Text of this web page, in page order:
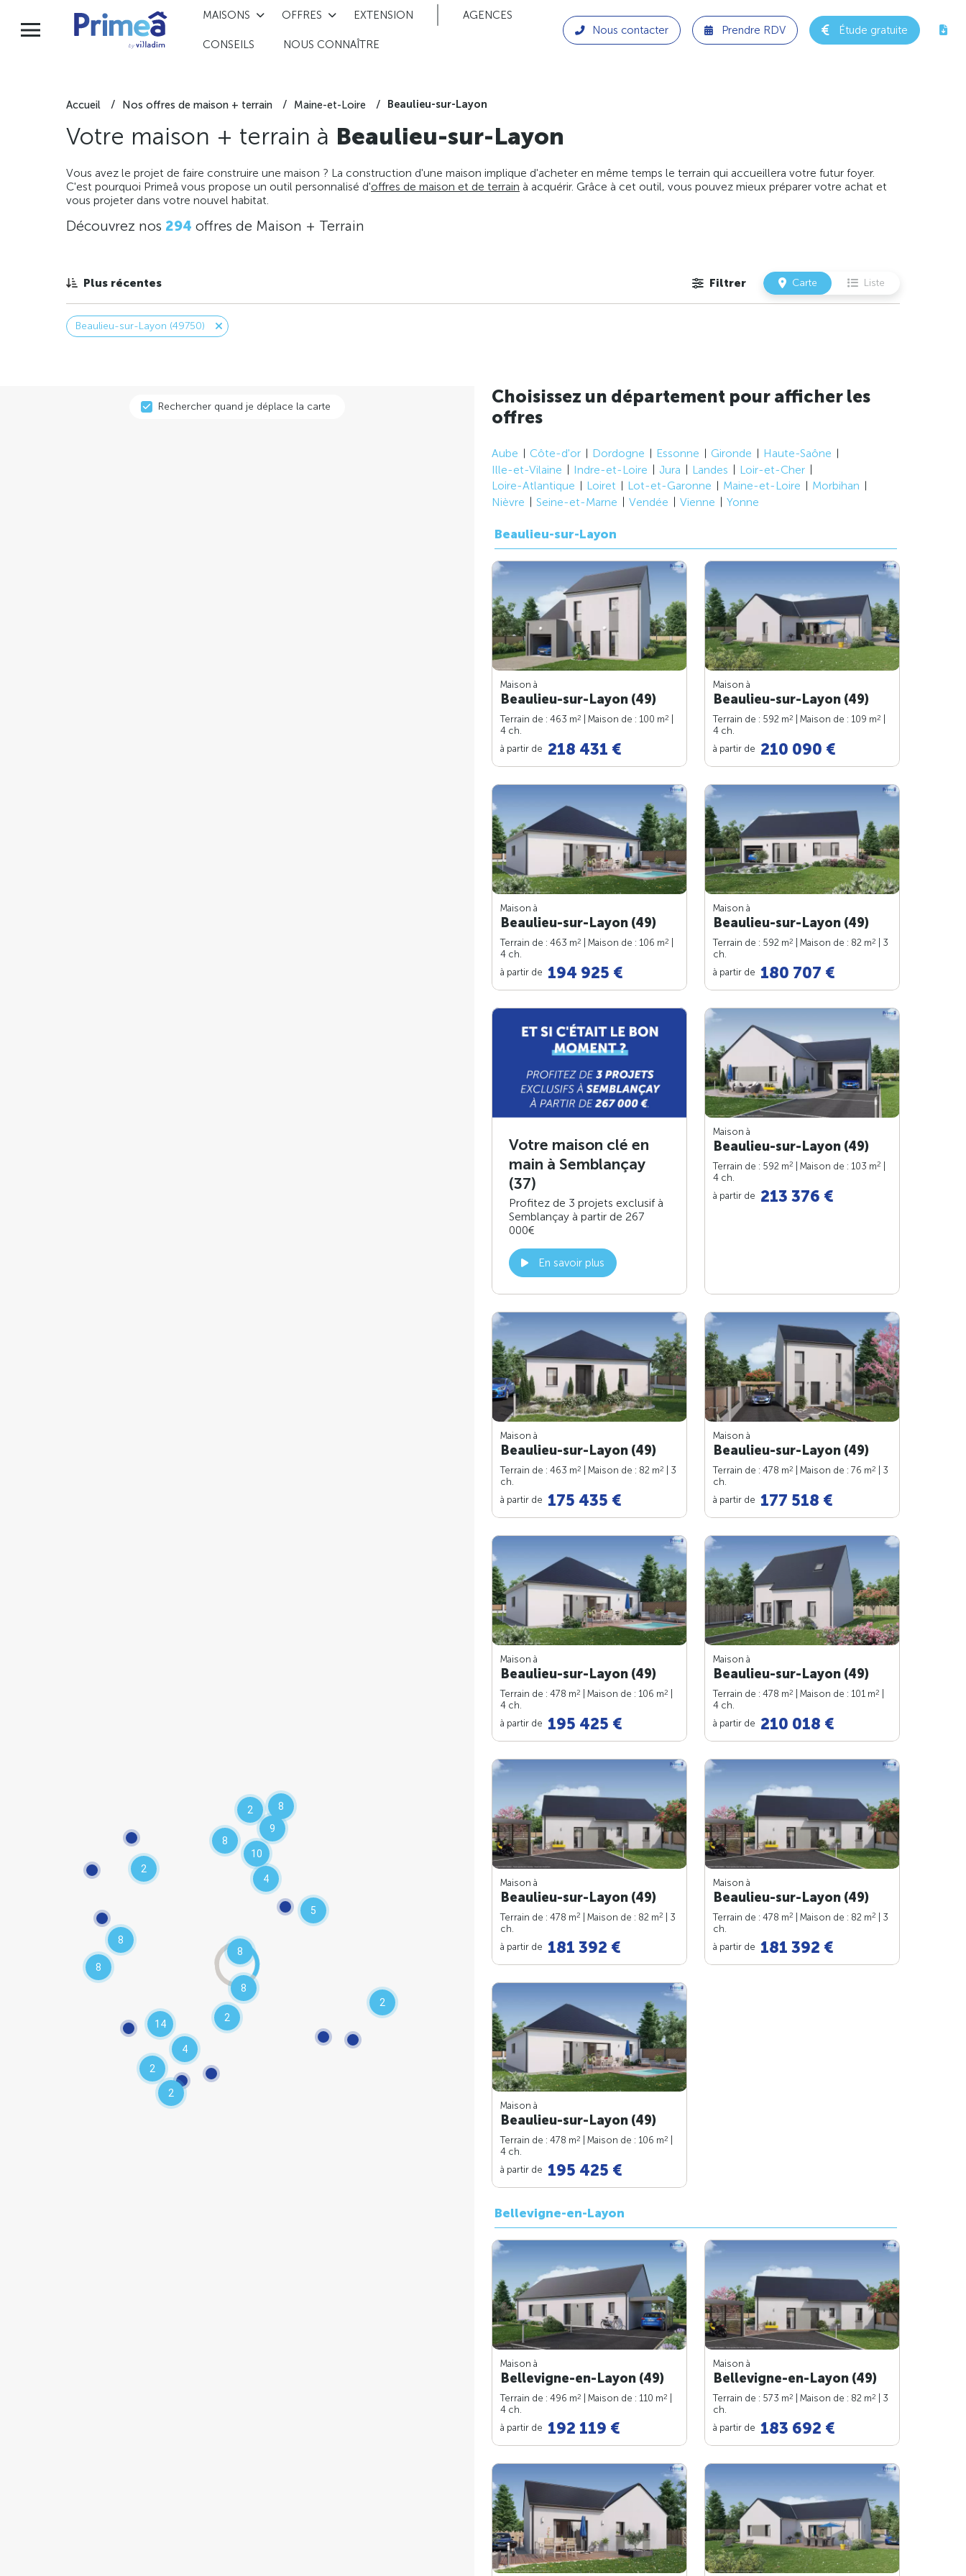
MAISONS OFFRES EXTENSION AGENCES
CONSEILS NOUS CONNAÎTRE
Nous contacter Prendre RDV Étude gratuite
Accueil Nos offres de maison + terrain Maine-et-Loire Beaulieu-sur-Layon
Votre maison + terrain à Beaulieu-sur-Layon
Vous avez le projet de faire construire une maison ? La construction d'une maison implique d'acheter en même temps le terrain qui accueillera votre futur foyer.
C'est pourquoi Primeâ vous propose un outil personnalisé d'offres de maison et de terrain à acquérir. Grâce à cet outil, vous pouvez mieux préparer votre achat et
vous projeter dans votre nouvel habitat.
Découvrez nos 294 offres de Maison + Terrain
Plus récentes Filtrer Carte Liste
Beaulieu-sur-Layon (49750)
8
8
8
2
4
8
10
2
8
14
9
2
8
2
4
5
2
2
Rechercher quand je déplace la carte
Choisissez un département pour afficher les
offres
Aube Côte-d'or Dordogne Essonne Gironde
Haute-Saône
Ille-et-Vilaine
Indre-et-Loire Jura Landes
Loir-et-Cher
Loire-Atlantique
Loiret Lot-et-Garonne Maine-et-Loire
Morbihan
Nièvre
Seine-et-Marne Vendée Vienne Yonne
Beaulieu-sur-Layon
Maison à
Beaulieu-sur-Layon (49)
Terrain de : 463 m2 | Maison de : 100 m2
4 ch.
à partir de 218 431 €
Maison à
Beaulieu-sur-Layon (49)
Terrain de : 592 m2 | Maison de : 109 m2
4 ch.
à partir de 210 090 €
Maison à
Beaulieu-sur-Layon (49)
Terrain de : 463 m2 | Maison de : 106 m2
4 ch.
à partir de 194 925 €
Maison à
Beaulieu-sur-Layon (49)
Terrain de : 592 m2 | Maison de : 82 m2
| 3
ch.
à partir de 180 707 €
Votre maison clé en
main à Semblançay
(37)
Profitez de 3 projets exclusif à
Semblançay à partir de 267
000€
En savoir plus
Maison à
Beaulieu-sur-Layon (49)
Terrain de : 592 m2 | Maison de : 103 m2
4 ch.
à partir de 213 376 €
Maison à
Beaulieu-sur-Layon (49)
Terrain de : 463 m2 | Maison de : 82 m2
| 3
ch.
à partir de 175 435 €
Maison à
Beaulieu-sur-Layon (49)
Terrain de : 478 m2 | Maison de : 76 m2
| 3
ch.
à partir de 177 518 €
Maison à
Beaulieu-sur-Layon (49)
Terrain de : 478 m2 | Maison de : 106 m2
4 ch.
à partir de 195 425 €
Maison à
Beaulieu-sur-Layon (49)
Terrain de : 478 m2 | Maison de : 101 m2
4 ch.
à partir de 210 018 €
Maison à
Beaulieu-sur-Layon (49)
Terrain de : 478 m2 | Maison de : 82 m2
| 3
ch.
à partir de 181 392 €
Maison à
Beaulieu-sur-Layon (49)
Terrain de : 478 m2 | Maison de : 82 m2
| 3
ch.
à partir de 181 392 €
Maison à
Beaulieu-sur-Layon (49)
Terrain de : 478 m2 | Maison de : 106 m2
4 ch.
à partir de 195 425 €
Bellevigne-en-Layon
Maison à
Bellevigne-en-Layon (49)
Terrain de : 496 m2 | Maison de : 110 m2
4 ch.
à partir de 192 119 €
Maison à
Bellevigne-en-Layon (49)
Terrain de : 573 m2 | Maison de : 82 m2
| 3
ch.
à partir de 183 692 €